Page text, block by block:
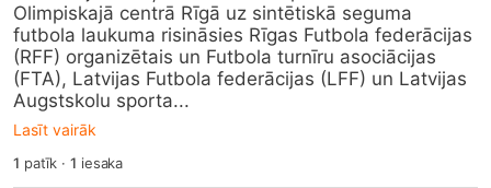
Olimpiskajā centrā Rīgā uz sintētiskā seguma
futbola laukuma risināsies Rīgas Futbola federācijas
(RFF) organizētais un Futbola turnīru asociācijas
(FTA), Latvijas Futbola federācijas (LFF) un Latvijas
Augstskolu sporta...
Lasīt vairāk
1 patīk ·1 iesaka